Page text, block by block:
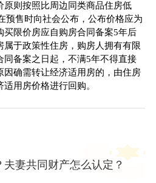
原则按照比周边同类商品住房低
预售时向社会公布，公布价格应为
买限价房应自购房合同备案5年后
于政策性住房，购房人拥有有限
同备案之日起，不满5年不得直接
因确需转让经济适用房的，由住房
用房价格进行回购。
妻共同财产怎么认定？